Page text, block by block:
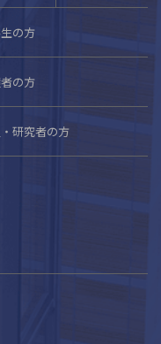
の方
の方
研究者の方